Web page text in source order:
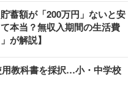
蓄額が「200万円」ないと安
本当？無収入期間の生活費
が解説】
教科書を採択…小・中学校